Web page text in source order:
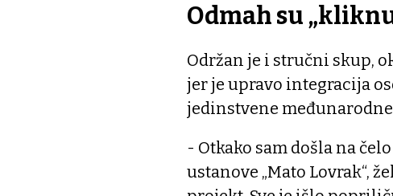
Odmah su
Održan je i stručni skup,
jer je upravo integracija
jedinstvene
- Otkako sam došla na
ustanove „Mato Lovrak“,